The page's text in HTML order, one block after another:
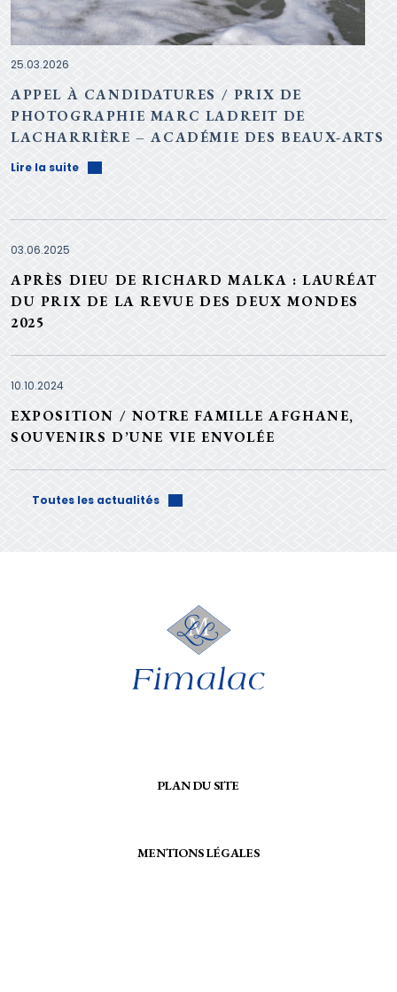
25.03.2026
APPEL À CANDIDATURES / PRIX DE
PHOTOGRAPHIE MARC LADREIT DE
LACHARRIÈRE – ACADÉMIE DES BEAUX-ARTS
Lire la suite
03.06.2025
APRÈS DIEU DE RICHARD MALKA : LAURÉAT
DU PRIX DE LA REVUE DES DEUX MONDES
2025
10.10.2024
EXPOSITION / NOTRE FAMILLE AFGHANE,
SOUVENIRS D’UNE VIE ENVOLÉE
Toutes les actualités
PLAN DU SITE
MENTIONS LÉGALES